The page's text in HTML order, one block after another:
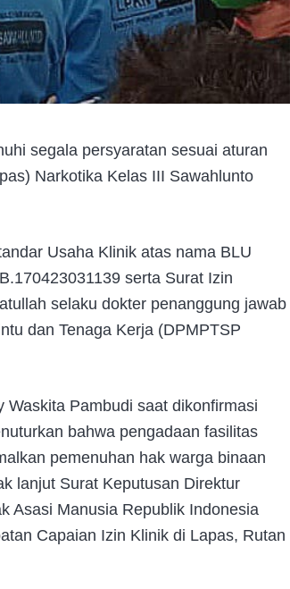
segala persyaratan sesuai aturan
Narkotika Kelas III Sawahlunto
Usaha Klinik atas nama BLU
serta Surat Izin
selaku dokter penanggung jawab
dan Tenaga Kerja (DPMPTSP
Pambudi saat dikonfirmasi
bahwa pengadaan fasilitas
pemenuhan hak warga binaan
lanjut Surat Keputusan Direktur
Asasi Manusia Republik Indonesia
Capaian Izin Klinik di Lapas, Rutan